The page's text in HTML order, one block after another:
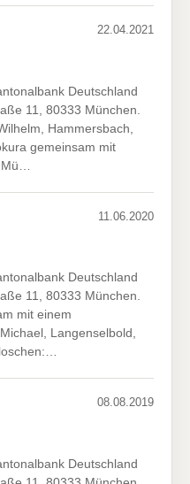
22.04.2021
Deutschland
11, 80333 München.
Hammersbach,
gemeinsam mit
11.06.2020
Deutschland
11, 80333 München.
mit einem
Langenselbold,
08.08.2019
Deutschland